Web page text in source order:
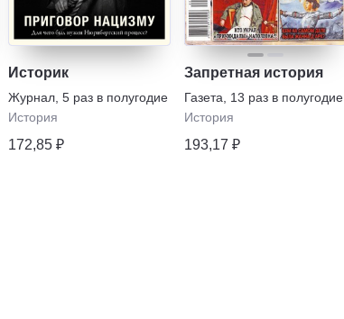
Историк
Журнал 5 раз в полугодие
История
172,85 ₽
Запретная история
Газета
13 раз в полугодие
История
193,17 ₽